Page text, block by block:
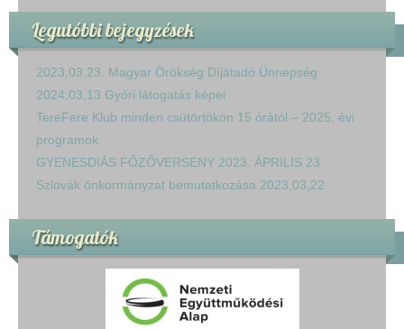
Legutóbbi bejegyzések
2023,03,23. Magyar Örökség Díjátadó Ünnepség
2024,03,13 Győri látogatás képei
TereFere Klub minden csütörtökön 15 órától – 2025. évi
programok
GYENESDIÁS FŐZŐVERSENY 2023. ÁPRILIS 23.
Szlovák önkormányzat bemutatkozása 2023,03,22
Támogatók